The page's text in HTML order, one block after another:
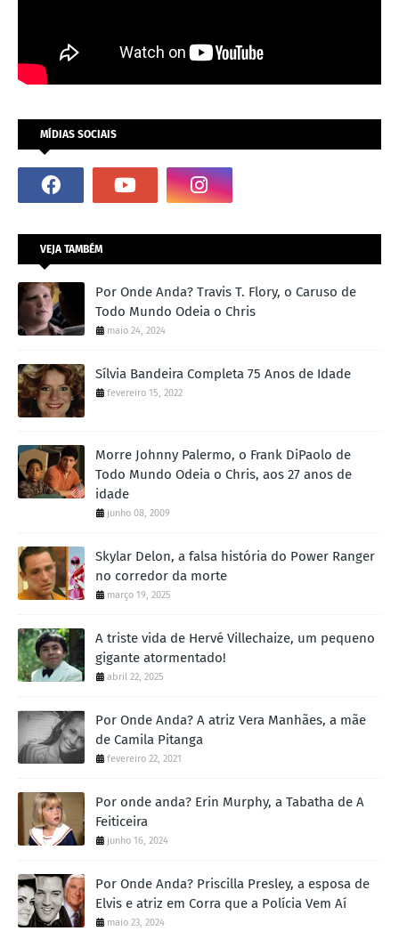
MÍDIAS SOCIAIS
VEJA TAMBÉM
Por Onde Anda? Travis T. Flory, o Caruso de
Todo Mundo Odeia o Chris
maio 24, 2024
Sílvia Bandeira Completa 75 Anos de Idade
fevereiro 15, 2022
Morre Johnny Palermo, o Frank DiPaolo de
Todo Mundo Odeia o Chris, aos 27 anos de
idade
junho 08, 2009
Skylar Delon, a falsa história do Power Ranger
no corredor da morte
março 19, 2025
A triste vida de Hervé Villechaize, um pequeno
gigante atormentado!
abril 22, 2025
Por Onde Anda? A atriz Vera Manhães, a mãe
de Camila Pitanga
fevereiro 22, 2021
Por onde anda? Erin Murphy, a Tabatha de A
Feiticeira
junho 16, 2024
Por Onde Anda? Priscilla Presley, a esposa de
Elvis e atriz em Corra que a Polícia Vem Aí
maio 23, 2024